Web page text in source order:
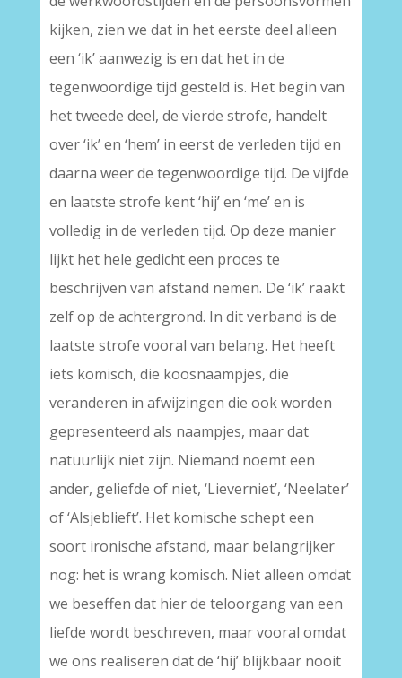
kijken, zien we dat in het eerste deel alleen
een ‘ik’ aanwezig is en dat het in de
tegenwoordige tijd gesteld is. Het begin van
het tweede deel, de vierde strofe, handelt
over ‘ik’ en ‘hem’ in eerst de verleden tijd en
daarna weer de tegenwoordige tijd. De vijfde
en laatste strofe kent ‘hij’ en ‘me’ en is
volledig in de verleden tijd. Op deze manier
lijkt het hele gedicht een proces te
beschrijven van afstand nemen. De ‘ik’ raakt
zelf op de achtergrond. In dit verband is de
laatste strofe vooral van belang. Het heeft
iets komisch, die koosnaampjes, die
veranderen in afwijzingen die ook worden
gepresenteerd als naampjes, maar dat
natuurlijk niet zijn. Niemand noemt een
ander, geliefde of niet, ‘Lieverniet’, ‘Neelater’
of ‘Alsjeblieft’. Het komische schept een
soort ironische afstand, maar belangrijker
nog: het is wrang komisch. Niet alleen omdat
we beseffen dat hier de teloorgang van een
liefde wordt beschreven, maar vooral omdat
we ons realiseren dat de ‘hij’ blijkbaar nooit